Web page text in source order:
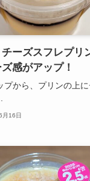
チーズスフレプリ
感がアップ！
プから、プリンの上
月16日